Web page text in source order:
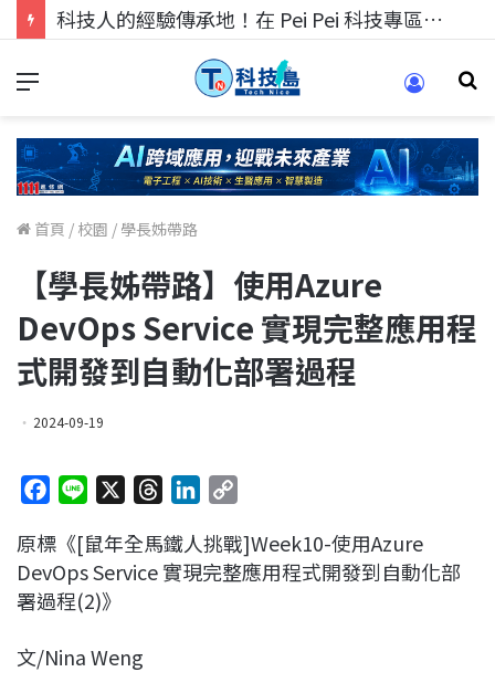
科技人找工作，就到TECH+ 科技專區!
首頁 / 校園 / 學長姊帶路
【學長姊帶路】使用Azure
DevOps Service 實現完整應用程
式開發到自動化部署過程
2024-09-19
c
e
b
o
n
e
r
e
n
k
p
y
原標《[鼠年全馬鐵人挑戰]Week10-使用Azure
DevOps Service 實現完整應用程式開發到自動化部
署過程(2)》
文/Nina Weng